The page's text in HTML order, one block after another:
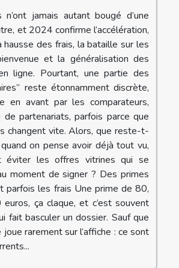
n’ont jamais autant bougé d’une
et 2024 confirme l’accélération,
des frais, la bataille sur les
et la généralisation des
ligne. Pourtant, une partie des
reste étonnamment discrète,
en avant par les comparateurs,
partenariats, parfois parce que
changent vite. Alors, que reste-t-
on pense avoir déjà tout vu,
éviter les offres vitrines qui se
moment de signer ? Des primes
parfois les frais Une prime de 80,
ça claque, et c’est souvent
fait basculer un dossier. Sauf que
joue rarement sur l’affiche : ce sont